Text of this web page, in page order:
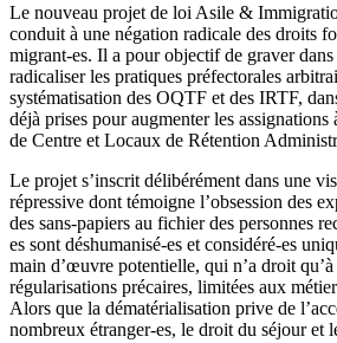
Le nouveau projet de loi Asile &
conduit à une négation radicale des droits
migrant-es. Il a pour objectif de graver
radicaliser les pratiques préfectorales
systématisation des OQTF et des IRTF,
déjà prises pour augmenter les assignations
de Centre et Locaux de Rétention
Le projet s’inscrit délibérément dans une
répressive dont témoigne l’obsession des
des sans-papiers au fichier des personnes
es sont déshumanisé-es et considéré-es
main d’œuvre potentielle, qui n’a droit
régularisations précaires, limitées aux
Alors que la dématérialisation prive de
nombreux étranger-es, le droit du séjour et